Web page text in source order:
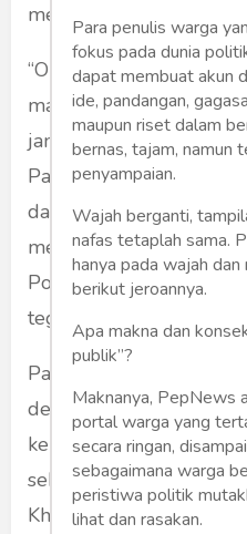
mengetahui apa yang
“Oh, kamu yang
mata Pak Guru Sejarah
jantung saya. “Enton
Pak,” jawab saya
dan nada suara
mengutarakan
Pojok tersebut. “Itu
tegasnya.
Pak Guru mengakhiri
dengan wajah masam.
kelas. Umumnya
sebenarnya sehingga
Kharisma sendiri jadi
Para penulis warga
fokus pada dunia
dapat membuat akun
ide, pandangan,
maupun riset dalam
bernas, tajam, namun
penyampaian.
Wajah berganti,
nafas tetaplah sama.
hanya pada wajah
berikut jeroannya.
Apa makna dan
publik”?
Maknanya, PepNews
portal warga yang
secara ringan,
sebagaimana warga
peristiwa politik
lihat dan rasakan.